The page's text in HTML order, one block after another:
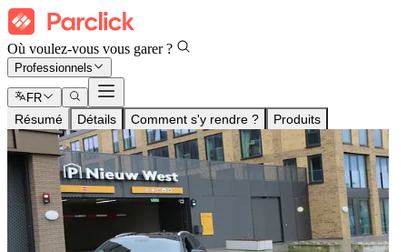
Où voulez-vous vous garer ?
Professionnels
FR
Résumé Détails Comment s'y rendre ? Produits